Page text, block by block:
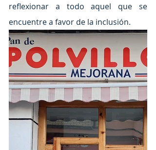
reflexionar a todo aquel que se
encuentre a favor de la inclusión.